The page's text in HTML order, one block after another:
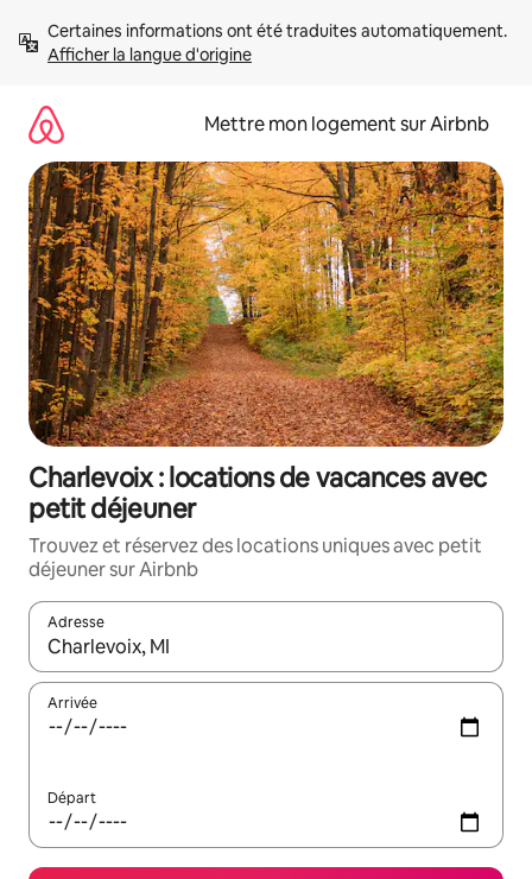
directement
Afficher la langue d'origine
Mettre mon logement sur Airbnb
Charlevoix : locations de vacances avec
petit déjeuner
Trouvez et réservez des locations uniques avec petit
déjeuner sur Airbnb
Adresse
Lorsque les résultats s'affichent, utilisez les flèches vers le
Arrivée
Départ